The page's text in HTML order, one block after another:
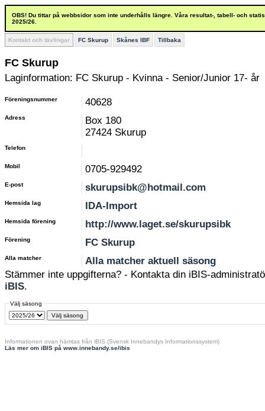
OBS! Du tittar på webbsidor som inte underhålls längre. Våra resultat-, tabell- och
2025/26.
Kontakt och tävlingar FC Skurup Skånes IBF Tillbaka
FC Skurup
Laginformation: FC Skurup - Kvinna - Senior/Junior 17- år
Föreningsnummer 40628
Adress
Box 180
27424 Skurup
Telefon
Mobil 0705-929492
E-post skurupsibk@hotmail.com
Hemsida lag IDA-Import
Hemsida förening http://www.laget.se/skurupsibk
Förening FC Skurup
Alla matcher
Alla matcher aktuell säsong
Stämmer inte uppgifterna? - Kontakta din iBIS-
iBIS.
Välj säsong
Informationen ovan hämtas från iBIS (Svensk Innebandys Informationssystem)
Läs mer om iBIS på www.innebandy.se/ibis